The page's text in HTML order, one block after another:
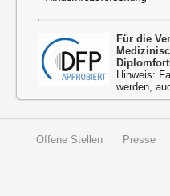
Für die
Hinweis:
werden,
Offene Stellen Presse